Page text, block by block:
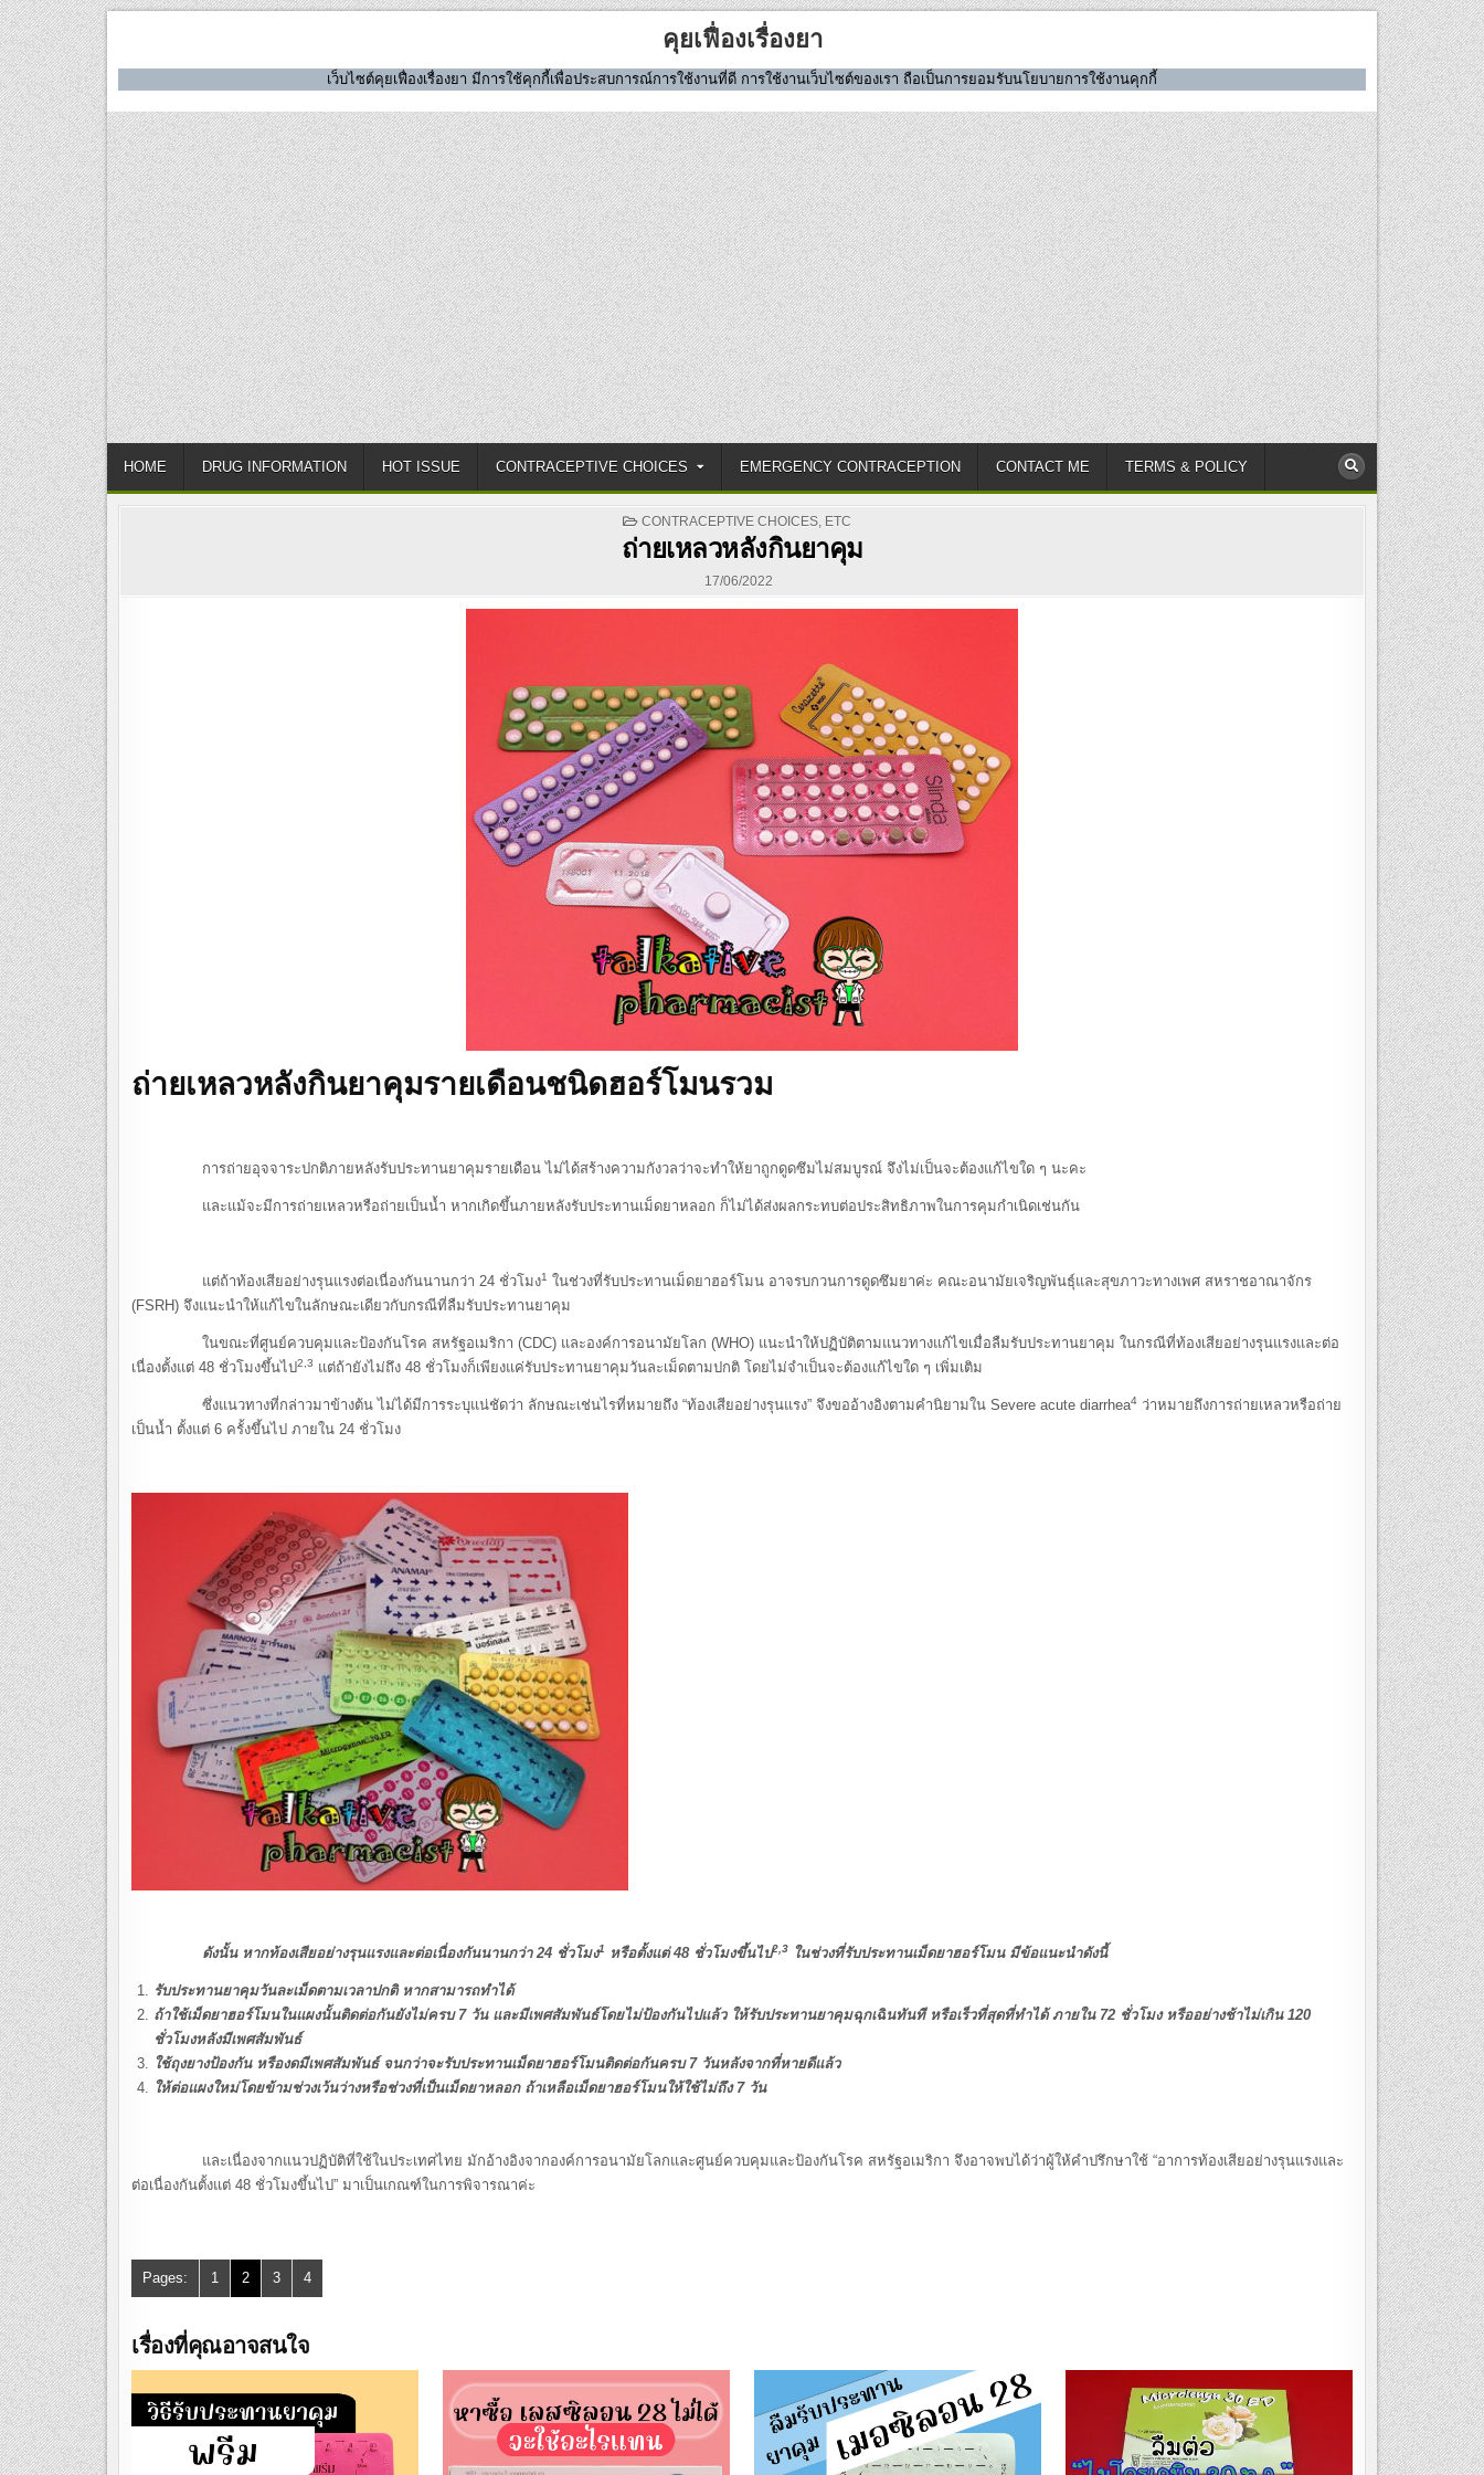
Skip
to
content
คุยเฟื่องเรื่องยา
เว็บไซต์คุยเฟื่องเรื่องยา มีการใช้คุกกี้เพื่อประสบการณ์การใช้งานที่ดี การใช้งานเว็บไซต์ของเรา ถือเป็นการยอมรับนโยบายการใช้งานคุกกี้
HOME DRUG INFORMATION HOT ISSUE CONTRACEPTIVE CHOICES EMERGENCY CONTRACEPTION CONTACT ME TERMS & POLICY
POSTED
CONTRACEPTIVE CHOICES, ETC
ถ่ายเหลวหลังกินยาคุม
17/06/2022
ถ่ายเหลวหลังกินยาคุมรายเดือนชนิดฮอร์โมนรวม
การถ่ายอุจจาระปกติภายหลังรับประทานยาคุมรายเดือน ไม่ได้สร้างความกังวลว่าจะทำให้ยาถูกดูดซึมไม่สมบูรณ์ จึงไม่เป็นจะต้องแก้ไขใด ๆ นะคะ
และแม้จะมีการถ่ายเหลวหรือถ่ายเป็นน้ำ หากเกิดขึ้นภายหลังรับประทานเม็ดยาหลอก ก็ไม่ได้ส่งผลกระทบต่อประสิทธิภาพในการคุมกำเนิดเช่นกัน
แต่ถ้าท้องเสียอย่างรุนแรงต่อเนื่องกันนานกว่า 24 ชั่วโมง1 ในช่วงที่รับประทานเม็ดยาฮอร์โมน อาจรบกวนการดูดซึมยาค่ะ คณะอนามัยเจริญพันธุ์และสุขภาวะทางเพศ สหราชอาณาจักร
(FSRH) จึงแนะนำให้แก้ไขในลักษณะเดียวกับกรณีที่ลืมรับประทานยาคุม
ในขณะที่ศูนย์ควบคุมและป้องกันโรค สหรัฐอเมริกา (CDC) และองค์การอนามัยโลก (WHO) แนะนำให้ปฏิบัติตามแนวทางแก้ไขเมื่อลืมรับประทานยาคุม ในกรณีที่ท้องเสียอย่างรุนแรงและต่อ
เนื่องตั้งแต่ 48 ชั่วโมงขึ้นไป2,3 แต่ถ้ายังไม่ถึง 48 ชั่วโมงก็เพียงแค่รับประทานยาคุมวันละเม็ดตามปกติ โดยไม่จำเป็นจะต้องแก้ไขใด ๆ เพิ่มเติม
ซึ่งแนวทางที่กล่าวมาข้างต้น ไม่ได้มีการระบุแน่ชัดว่า ลักษณะเช่นไรที่หมายถึง “ท้องเสียอย่างรุนแรง” จึงขออ้างอิงตามคำนิยามใน Severe acute diarrhea4 ว่าหมายถึงการถ่ายเหลวหรือถ่าย
เป็นน้ำ ตั้งแต่ 6 ครั้งขึ้นไป ภายใน 24 ชั่วโมง
ดังนั้น หากท้องเสียอย่างรุนแรงและต่อเนื่องกันนานกว่า 24 ชั่วโมง1 หรือตั้งแต่ 48 ชั่วโมงขึ้นไป2,3 ในช่วงที่รับประทานเม็ดยาฮอร์โมน มีข้อแนะนำดังนี้
รับประทานยาคุมวันละเม็ดตามเวลาปกติ หากสามารถทำได้
ถ้าใช้เม็ดยาฮอร์โมนในแผงนั้นติดต่อกันยังไม่ครบ 7 วัน และมีเพศสัมพันธ์โดยไม่ป้องกันไปแล้ว ให้รับประทานยาคุมฉุกเฉินทันที หรือเร็วที่สุดที่ทำได้ ภายใน 72 ชั่วโมง หรืออย่างช้าไม่เกิน 120
ชั่วโมงหลังมีเพศสัมพันธ์
ใช้ถุงยางป้องกัน หรืองดมีเพศสัมพันธ์ จนกว่าจะรับประทานเม็ดยาฮอร์โมนติดต่อกันครบ 7 วันหลังจากที่หายดีแล้ว
ให้ต่อแผงใหม่โดยข้ามช่วงเว้นว่างหรือช่วงที่เป็นเม็ดยาหลอก ถ้าเหลือเม็ดยาฮอร์โมนให้ใช้ไม่ถึง 7 วัน
และเนื่องจากแนวปฏิบัติที่ใช้ในประเทศไทย มักอ้างอิงจากองค์การอนามัยโลกและศูนย์ควบคุมและป้องกันโรค สหรัฐอเมริกา จึงอาจพบได้ว่าผู้ให้คำปรึกษาใช้ “อาการท้องเสียอย่างรุนแรงและ
ต่อเนื่องกันตั้งแต่ 48 ชั่วโมงขึ้นไป” มาเป็นเกณฑ์ในการพิจารณาค่ะ
Pages: 1 2 3 4
เรื่องที่คุณอาจสนใจ